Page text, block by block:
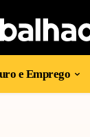
e Emprego